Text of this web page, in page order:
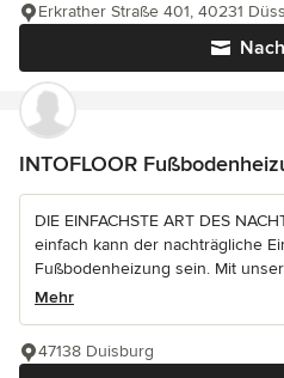
Erkrather Straße 401, 40231
INTOFLOOR
DIE EINFACHSTE ART DES
einfach kann der nachträgliche
Fußbodenheizung sein. Mit
Mehr
47138 Duisburg